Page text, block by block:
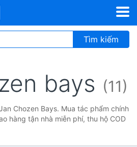
Tìm kiếm
bays (11)
Chozen Bays. Mua tác phẩm chính
hàng tận nhà miễn phí, thu hộ COD